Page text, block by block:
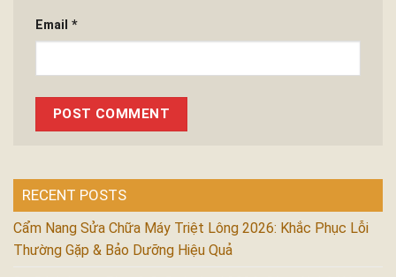
Email *
RECENT POSTS
Cẩm Nang Sửa Chữa Máy Triệt Lông 2026: Khắc Phục Lỗi
Thường Gặp & Bảo Dưỡng Hiệu Quả